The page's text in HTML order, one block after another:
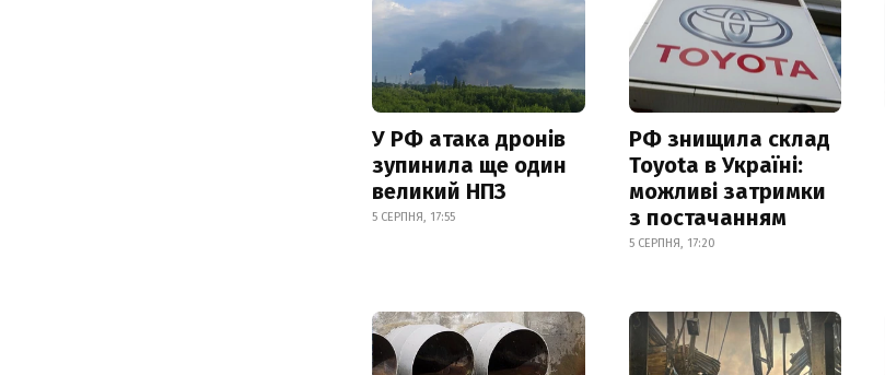
У РФ атака дронів
зупинила ще один
великий НПЗ
5 СЕРПНЯ, 17:55
РФ знищила склад
Toyota в Україні:
можливі затримки
з постачанням
5 СЕРПНЯ, 17:20